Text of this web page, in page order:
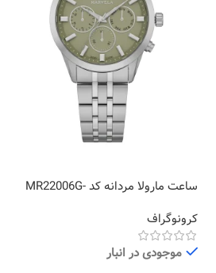
ساعت مارولا مردانه کد MR22006G-
کرونوگراف
موجودی در انبار